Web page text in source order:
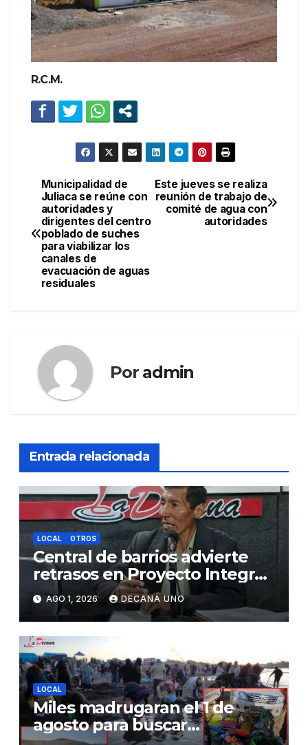
R.C.M.
Navegación
de
entradas
Este jueves se realiza
reunión de trabajo de
comité de agua con
autoridades
Municipalidad de
Juliaca se reúne con
autoridades y
dirigentes del centro
poblado de suches
para viabilizar los
canales de
evacuación de aguas
residuales
Por admin
Entrada relacionada
LOCAL OTROS
Central de barrios advierte
retrasos en Proyecto Integral
de Agua y Alcantarillado para
Juliaca
AGO 1, 2026 DECANA UNO
LOCAL
Miles madrugaran el 1 de
agosto para buscar